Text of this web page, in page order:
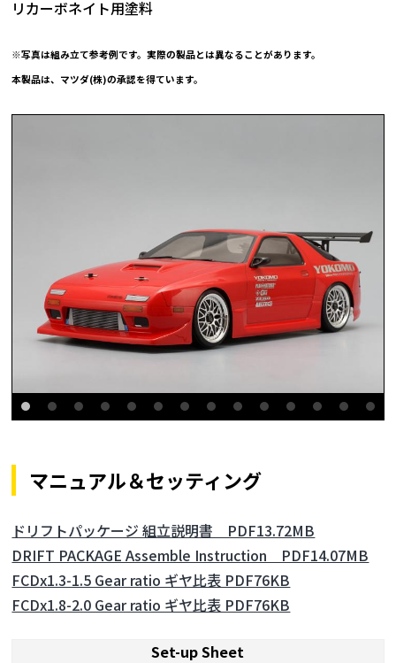
リカーボネイト用塗料
※写真は組み立て参考例です。実際の製品とは異なることがあります。
本製品は、マツダ(株)の承認を得ています。
マニュアル＆セッティング
ドリフトパッケージ 組立説明書 PDF13.72MB
DRIFT PACKAGE Assemble Instruction PDF14.07MB
FCDx1.3-1.5 Gear ratio ギヤ比表 PDF76KB
FCDx1.8-2.0 Gear ratio ギヤ比表 PDF76KB
Set-up Sheet